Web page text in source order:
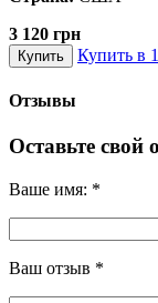
3 120 грн
Купить Купить в
Отзывы
Оставьте свой
Ваше имя: *
Ваш отзыв *